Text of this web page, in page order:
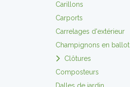
Carillons
Carports
Carrelages d'extérieur
Champignons en ballot
Clôtures
Composteurs